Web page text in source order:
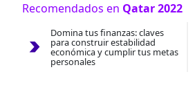
Recomendados en Qatar 2022
Domina tus finanzas: claves
para construir estabilidad
económica y cumplir tus metas
personales